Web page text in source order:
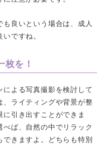
良いという場合は、成人
ですね。
を！
よる写真撮影を検討して
ライティングや背景が整
引き出すことができま
ば、自然の中でリラック
きますよ。どちらも特別